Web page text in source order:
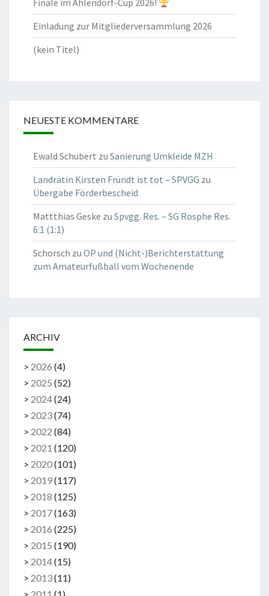
Finale im Ahlendorf-Cup 2026!
Einladung zur Mitgliederversammlung 2026
(kein Titel)
NEUESTE KOMMENTARE
Ewald Schubert zu Sanierung Umkleide MZH
Landrätin Kirsten Fründt ist tot – SPVGG zu
Übergabe Förderbescheid
Mattthias Geske zu Spvgg. Res. – SG Rosphe Res.
6:1 (1:1)
Schorsch zu OP und (Nicht-)Berichterstattung
zum Amateurfußball vom Wochenende
ARCHIV
> 2026 (4)
> 2025 (52)
> 2024(24)
> 2023(74)
> 2022 (84)
> 2021 (120)
> 2020(101)
> 2019(117)
> 2018 (125)
> 2017(163)
> 2016 (225)
> 2015 (190)
> 2014(15)
> 2013(11)